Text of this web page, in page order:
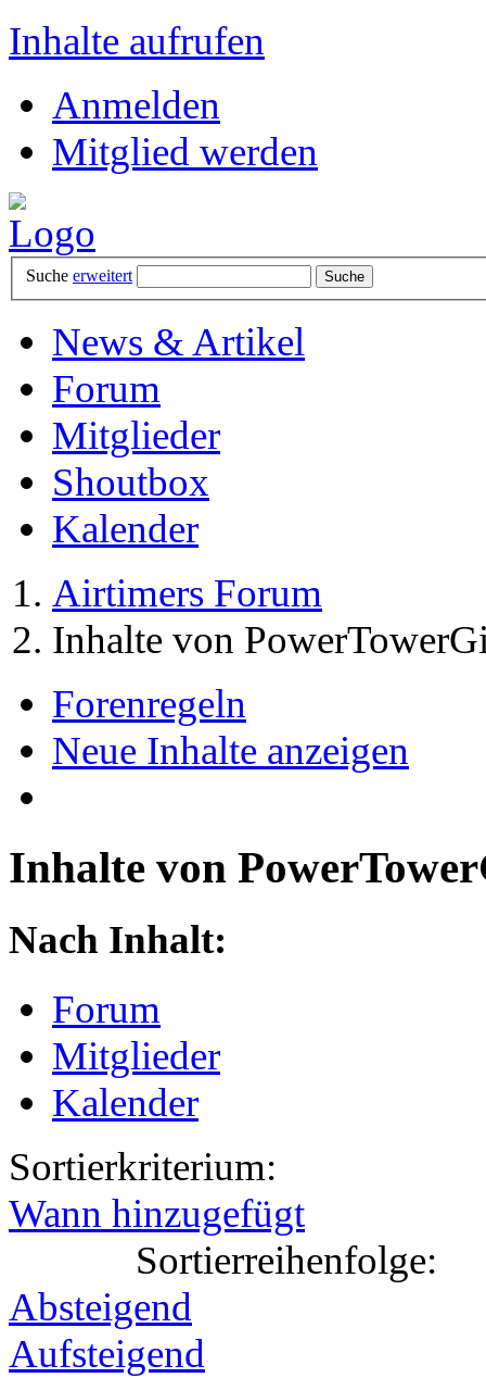
Inhalte aufrufen
Anmelden
Mitglied werden
Suche erweitert
News & Artikel
Forum
Mitglieder
Shoutbox
Kalender
Airtimers Forum
Inhalte von
Forenregeln
Neue Inhalte anzeigen
Inhalte von
Nach Inhalt:
Forum
Mitglieder
Kalender
Sortierkriterium:
Wann hinzugefügt
Sortierreihenfolge:
Absteigend
Aufsteigend